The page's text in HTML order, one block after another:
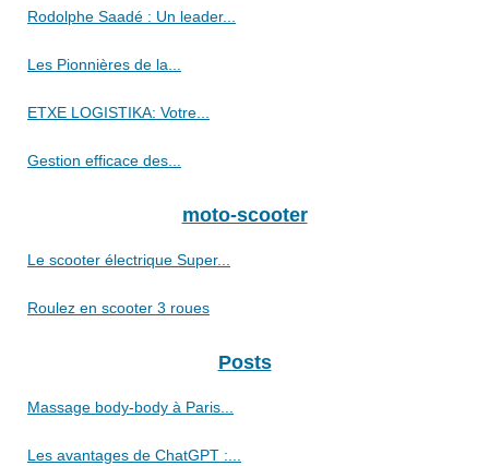
Rodolphe Saadé : Un leader...
Les Pionnières de la...
ETXE LOGISTIKA: Votre...
Gestion efficace des...
moto-scooter
Le scooter électrique Super...
Roulez en scooter 3 roues
Posts
Massage body-body à Paris...
Les avantages de ChatGPT :...